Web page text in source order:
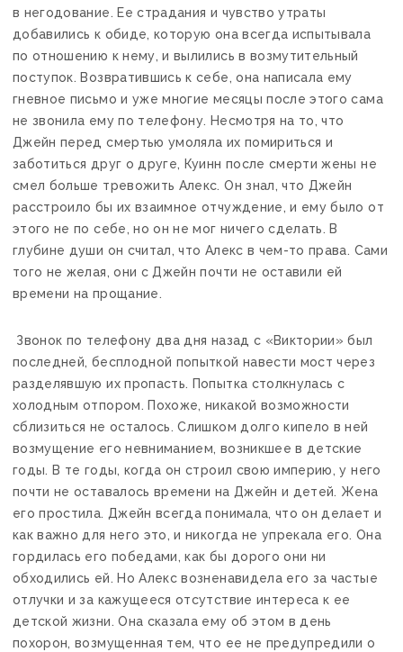
в негодование. Ее страдания и чувство утраты
добавились к обиде, которую она всегда испытывала
по отношению к нему, и вылились в возмутительный
поступок. Возвратившись к себе, она написала ему
гневное письмо и уже многие месяцы после этого сама
не звонила ему по телефону. Несмотря на то, что
Джейн перед смертью умоляла их помириться и
заботиться друг о друге, Куинн после смерти жены не
смел больше тревожить Алекс. Он знал, что Джейн
расстроило бы их взаимное отчуждение, и ему было от
этого не по себе, но он не мог ничего сделать. В
глубине души он считал, что Алекс в чем-то права. Сами
того не желая, они с Джейн почти не оставили ей
времени на прощание.
Звонок по телефону два дня назад с «Виктории» был
последней, бесплодной попыткой навести мост через
разделявшую их пропасть. Попытка столкнулась с
холодным отпором. Похоже, никакой возможности
сблизиться не осталось. Слишком долго кипело в ней
возмущение его невниманием, возникшее в детские
годы. В те годы, когда он строил свою империю, у него
почти не оставалось времени на Джейн и детей. Жена
его простила. Джейн всегда понимала, что он делает и
как важно для него это, и никогда не упрекала его. Она
гордилась его победами, как бы дорого они ни
обходились ей. Но Алекс возненавидела его за частые
отлучки и за кажущееся отсутствие интереса к ее
детской жизни. Она сказала ему об этом в день
похорон, возмущенная тем, что ее не предупредили о